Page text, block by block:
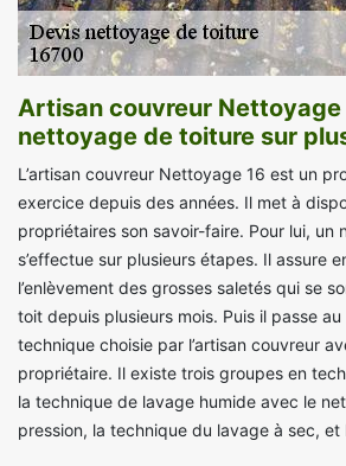
Artisan couvreur Nettoyage
nettoyage de toiture sur
L’artisan couvreur Nettoyage 16 est un
exercice depuis des années. Il met à
propriétaires son savoir-faire. Pour lui, un
s’effectue sur plusieurs étapes. Il assure
l’enlèvement des grosses saletés qui se
toit depuis plusieurs mois. Puis il passe
technique choisie par l’artisan couvreur
propriétaire. Il existe trois groupes en
la technique de lavage humide avec le
pression, la technique du lavage à sec,